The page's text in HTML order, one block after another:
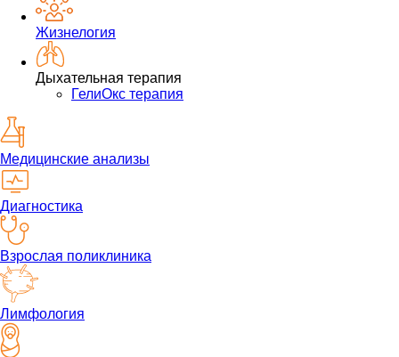
Жизнелогия
Дыхательная терапия
ГелиОкс терапия
Медицинские анализы
Диагностика
Взрослая поликлиника
Лимфология